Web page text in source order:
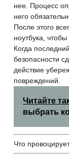
нее. Процесс
него
После этого
ноутбука,
Когда
безопасности
действие
повреждений.
Читайте
выбрать
Что